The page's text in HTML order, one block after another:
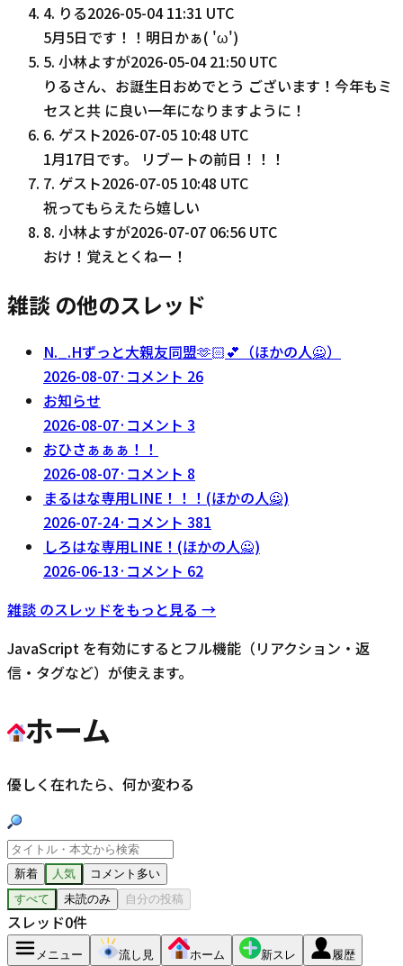
4. りる2026-05-04 11:31 UTC
5月5日です！！明日かぁ( 'ω')
5. 小林よすが2026-05-04 21:50 UTC
りるさん、お誕生日おめでとう ございます！今年もミ
セスと共 に良い一年になりますように！
6. ゲスト2026-07-05 10:48 UTC
1月17日です。 リブートの前日！！！
7. ゲスト2026-07-05 10:48 UTC
祝ってもらえたら嬉しい
8. 小林よすが2026-07-07 06:56 UTC
おけ！覚えとくねー！
雑談 の他のスレッド
N._.Hずっと大親友同盟‪🫶🏻‬💕︎︎（ほかの人🙅）
2026-08-07· コメント 26
お知らせ
2026-08-07· コメント 3
おひさぁぁぁ！！
2026-08-07· コメント 8
まるはな専用LINE！！！(ほかの人🙅)
2026-07-24· コメント 381
しろはな専用LINE！(ほかの人🙅)
2026-06-13· コメント 62
雑談 のスレッドをもっと見る →
JavaScript を有効にするとフル機能（リアクション・返
信・タグなど）が使えます。
ホーム
優しく在れたら、何か変わる
新着 人気
コメント多い
すべて
未読のみ 自分の投稿
スレッド0件
メニュー 流し見 ホーム 新スレ 履歴